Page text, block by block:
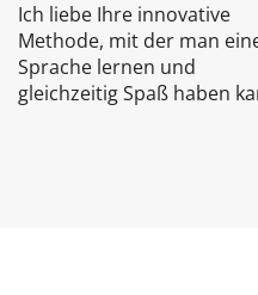
Ich liebe Ihre innovative
Methode, mit der man
Sprache lernen und
gleichzeitig Spaß haben